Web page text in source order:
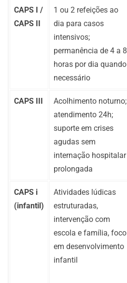
CAPS I /
CAPS II
1 ou 2 refeições ao
dia para casos
intensivos;
permanência de 4 a 8
horas por dia quando
necessário
CAPS III
Acolhimento noturno;
atendimento 24h;
suporte em crises
agudas sem
internação hospitalar
prolongada
CAPS i
(infantil)
Atividades lúdicas
estruturadas,
intervenção com
escola e família, foco
em desenvolvimento
infantil